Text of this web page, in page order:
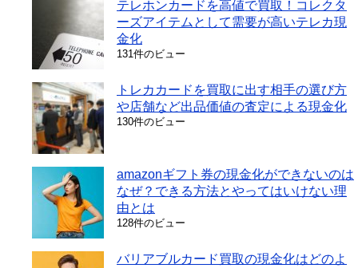
テレホンカードを高値で買取！コレクタ
ーズアイテムとして需要が高いテレカ現
金化
131件のビュー
トレカカードを買取に出す相手の選び方
や店舗など出品価値の査定による現金化
130件のビュー
amazonギフト券の現金化ができないのは
なぜ？できる方法とやってはいけない理
由とは
128件のビュー
バリアブルカード買取の現金化はどのよ